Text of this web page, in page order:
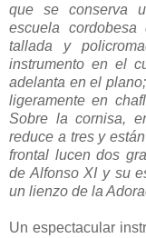
que se conserva
escuela
tallada y
instrumento en el
adelanta en el
ligeramente en
Sobre la cornisa,
reduce a tres y
frontal lucen dos
de Alfonso XI y su
un lienzo de la
Un espectacular